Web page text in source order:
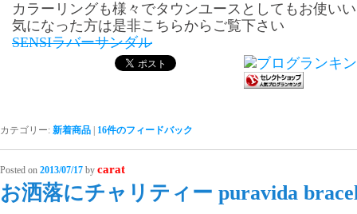
カラーリングも様々でタウンユースとしてもお使い
気になった方は是非こちらからご覧下さい
SENSIラバーサンダル
カテゴリー: 新着商品 16件のフィードバック
Posted on 2013/07/17 by carat
お洒落にチャリティー puravida